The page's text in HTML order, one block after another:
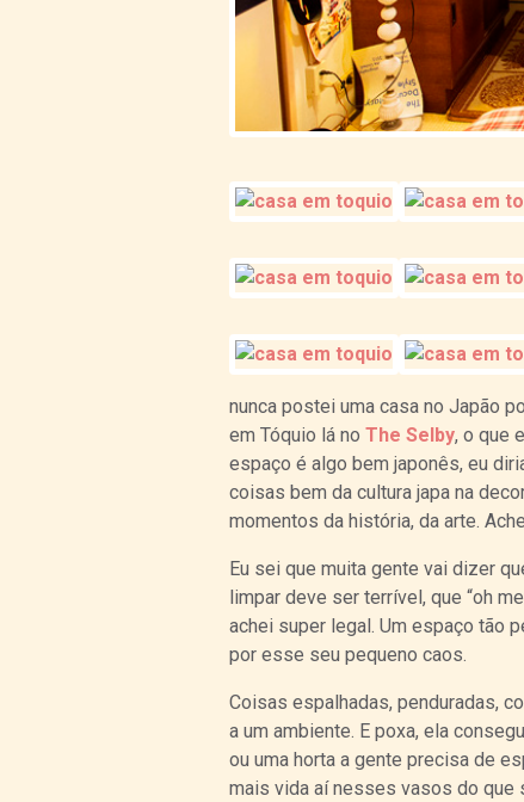
nunca postei uma casa no Japão
em Tóquio lá no The Selby, o que
espaço é algo bem japonês, eu
coisas bem da cultura japa na
momentos da história, da arte.
Eu sei que muita gente vai dizer
limpar deve ser terrível, que “oh
achei super legal. Um espaço tão
por esse seu pequeno caos.
Coisas espalhadas, penduradas,
a um ambiente. E poxa, ela
ou uma horta a gente precisa de
mais vida aí nesses vasos do que